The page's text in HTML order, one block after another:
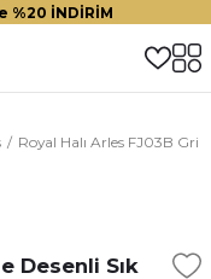
İNDİRİM
Royal Halı Arles FJ03B Gri
Desenli Sık